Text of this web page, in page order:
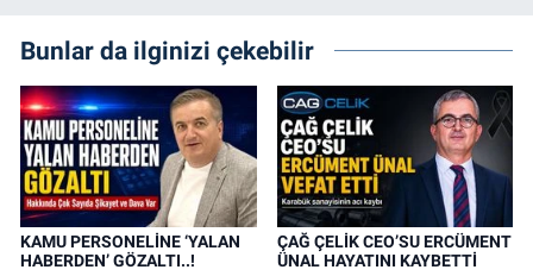
Bunlar da ilginizi çekebilir
KAMU PERSONELİNE ‘YALAN
HABERDEN’ GÖZALTI..!
ÇAĞ ÇELİK CEO’SU ERCÜMENT
ÜNAL HAYATINI KAYBETTİ